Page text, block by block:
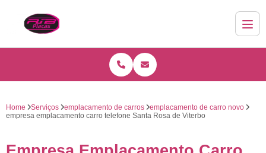
Home Serviços emplacamento de carros
emplacamento de carro novo
empresa emplacamento carro telefone Santa Rosa de Viterbo